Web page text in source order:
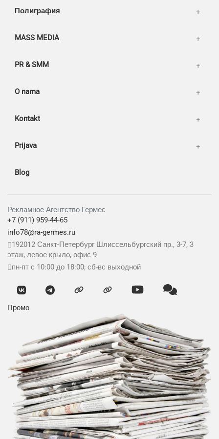
Полиграфия
MASS MEDIA
PR & SMM
O nama
Our works
Kontakt
Prijava
Blog
Рекламное Агентство Гермес
+7 (911) 959-44-65
info78@ra-germes.ru
192012 Санкт-Петербург Шлиссельбургский пр., 3-7, 3
этаж, левое крыло, офис 9
пн-пт с 10:00 до 18:00; сб-вс выходной
Промо